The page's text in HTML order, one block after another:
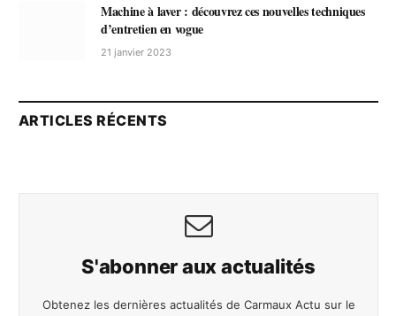
Machine à laver : découvrez ces nouvelles techniques
d’entretien en vogue
21 janvier 2023
ARTICLES RÉCENTS
S'abonner aux actualités
Obtenez les dernières actualités de Carmaux Actu sur le